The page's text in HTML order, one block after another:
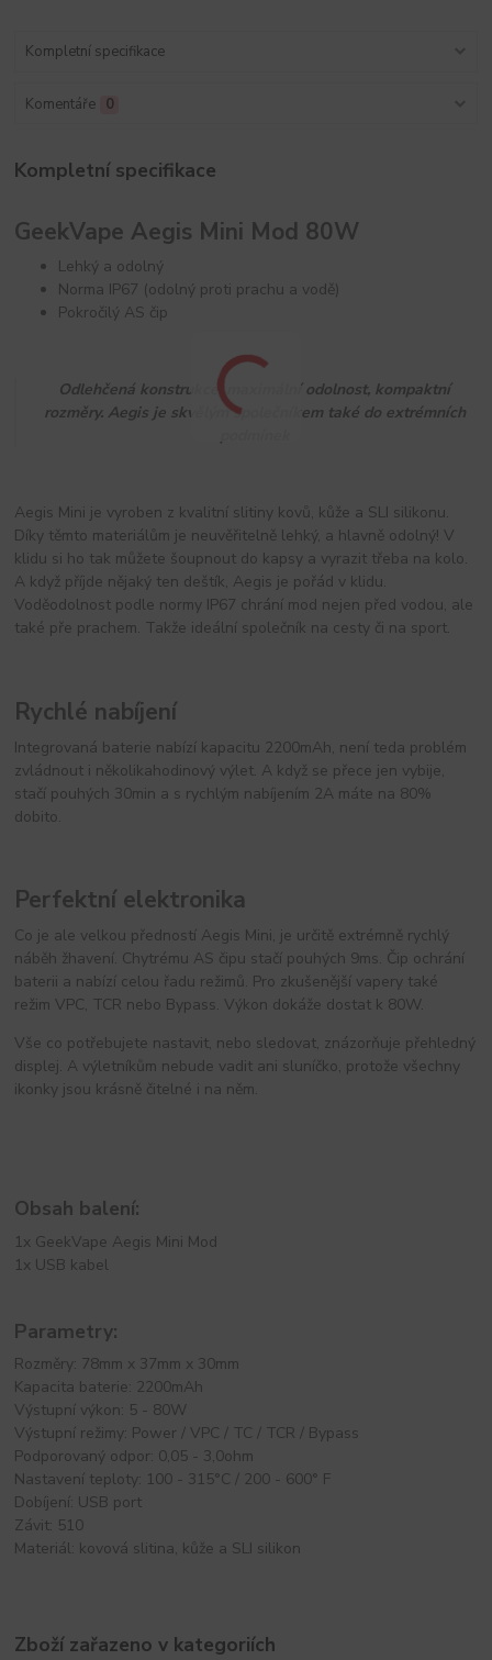
Kompletní specifikace
Komentáře 0
Kompletní specifikace
GeekVape Aegis Mini Mod 80W
Lehký a odolný
Norma IP67 (odolný proti prachu a vodě)
Pokročilý AS čip
Odlehčená konstrukce, maximální odolnost, kompaktní
rozměry. Aegis je skvělým společníkem také do extrémních
Aegis Mini je vyroben z kvalitní slitiny kovů, kůže a SLI silikonu.
Díky těmto materiálům je neuvěřitelně lehký, a hlavně odolný! V
klidu si ho tak můžete šoupnout do kapsy a vyrazit třeba na kolo.
A když příjde nějaký ten deštík, Aegis je pořád v klidu.
Voděodolnost podle normy IP67 chrání mod nejen před vodou, ale
také pře prachem. Takže ideální společník na cesty či na sport.
Rychlé nabíjení
Integrovaná baterie nabízí kapacitu 2200mAh, není teda problém
zvládnout i několikahodinový výlet. A když se přece jen vybije,
stačí pouhých 30min a s rychlým nabíjením 2A máte na 80%
dobito.
Perfektní elektronika
Co je ale velkou předností Aegis Mini, je určitě extrémně rychlý
náběh žhavení. Chytrému AS čipu stačí pouhých 9ms. Čip ochrání
baterii a nabízí celou řadu režimů. Pro zkušenější vapery také
režim VPC, TCR nebo Bypass. Výkon dokáže dostat k 80W.
Vše co potřebujete nastavit, nebo sledovat, znázorňuje přehledný
displej. A výletníkům nebude vadit ani sluníčko, protože všechny
ikonky jsou krásně čitelné i na něm.
Obsah balení:
1x GeekVape Aegis Mini Mod
1x USB kabel
Parametry:
Rozměry: 78mm x 37mm x 30mm
Kapacita baterie: 2200mAh
Výstupní výkon: 5 - 80W
Výstupní režimy: Power / VPC / TC / TCR / Bypass
Podporovaný odpor: 0,05 - 3,0ohm
Nastavení teploty: 100 - 315°C / 200 - 600° F
Dobíjení: USB port
Závit: 510
Materiál: kovová slitina, kůže a SLI silikon
Zboží zařazeno v kategoriích